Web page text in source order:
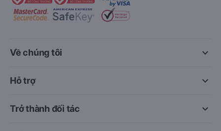
keyboard_arrow_down
Về chúng tôi
keyboard_arrow_down
Hỗ trợ
keyboard_arrow_down
Trở thành đối tác